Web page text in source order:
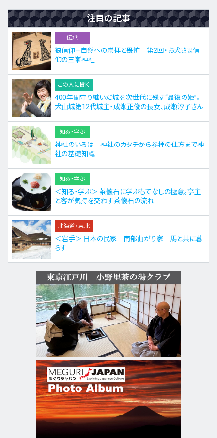
注目の記事
伝承
狼信仰—自然への崇拝と畏怖 第2回・お犬さま信
仰の三峯神社
この人に聞く
400年間守り継いだ城を次世代に残す“最後の姫”。
犬山城第12代城主・成瀬正俊の長女、成瀬淳子さん
知る・学ぶ
神社のいろは 神社のカタチから参拝の仕方まで神
社の基礎知識
知る・学ぶ
＜知る・学ぶ＞ 茶懐石に学ぶもてなしの極意。亭主
と客が気持を交わす茶懐石の流れ
北海道・東北
＜岩手＞ 日本の民家 南部曲がり家 馬と共に暮
らす